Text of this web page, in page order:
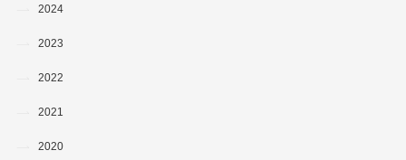
2024
2023
2022
2021
2020